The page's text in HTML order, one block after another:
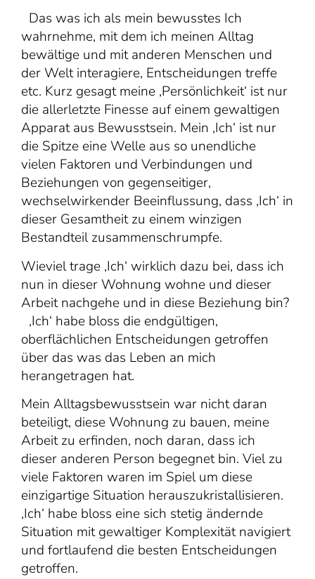
Das was ich als mein bewusstes Ich
wahrnehme, mit dem ich meinen Alltag
bewältige und mit anderen Menschen und
der Welt interagiere, Entscheidungen treffe
etc. Kurz gesagt meine ‚Persönlichkeit‘ ist nur
die allerletzte Finesse auf einem gewaltigen
Apparat aus Bewusstsein. Mein ‚Ich‘ ist nur
die Spitze eine Welle aus so unendliche
vielen Faktoren und Verbindungen und
Beziehungen von gegenseitiger,
wechselwirkender Beeinflussung, dass ‚Ich‘ in
dieser Gesamtheit zu einem winzigen
Bestandteil zusammenschrumpfe.
Wieviel trage ‚Ich‘ wirklich dazu bei, dass ich
nun in dieser Wohnung wohne und dieser
Arbeit nachgehe und in diese Beziehung bin?
‚Ich‘ habe bloss die endgültigen,
oberflächlichen Entscheidungen getroffen
über das was das Leben an mich
herangetragen hat.
Mein Alltagsbewusstsein war nicht daran
beteiligt, diese Wohnung zu bauen, meine
Arbeit zu erfinden, noch daran, dass ich
dieser anderen Person begegnet bin. Viel zu
viele Faktoren waren im Spiel um diese
einzigartige Situation herauszukristallisieren.
‚Ich‘ habe bloss eine sich stetig ändernde
Situation mit gewaltiger Komplexität navigiert
und fortlaufend die besten Entscheidungen
getroffen.